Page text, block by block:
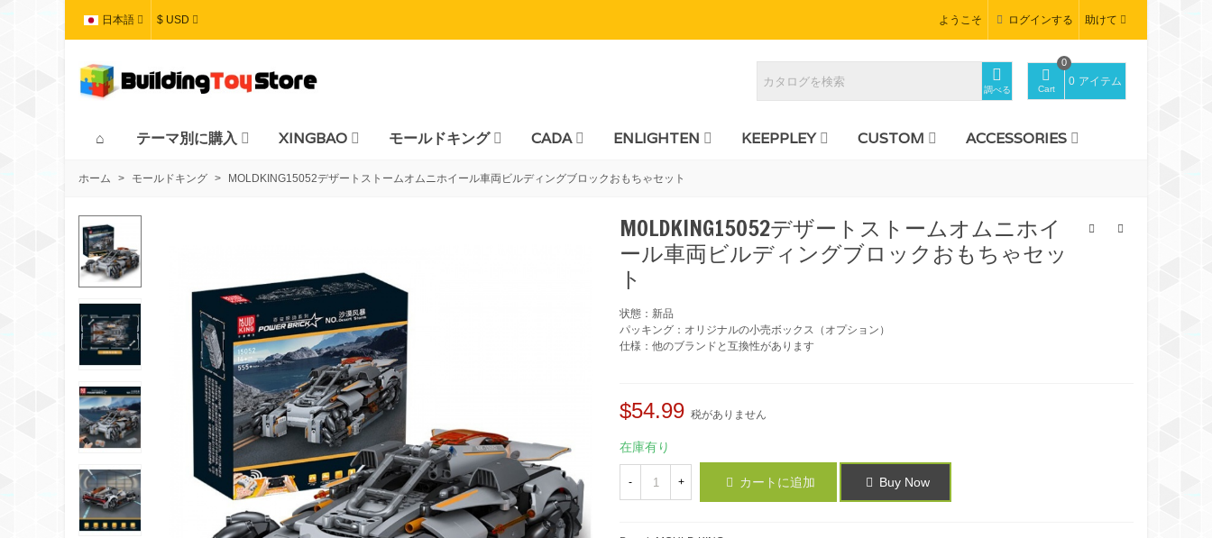
日本語 $ USD ようこそ ログインする 助けて
調べる Cart
0
0 アイテム
テーマ別に購入 XINGBAO モールドキング CADA ENLIGHTEN KEEPPLEY CUSTOM ACCESSORIES
ホーム > モールドキング > MOLDKING15052デザートストームオムニホイール車両ビルディングブロックおもちゃセット
MOLDKING15052デザートストームオムニホイ
ール車両ビルディングブロックおもちゃセッ
ト
状態：新品
パッキング：オリジナルの小売ボックス（オプション）
仕様：他のブランドと互換性があります
$54.99 税がありません
在庫有り
- + カートに追加 Buy Now